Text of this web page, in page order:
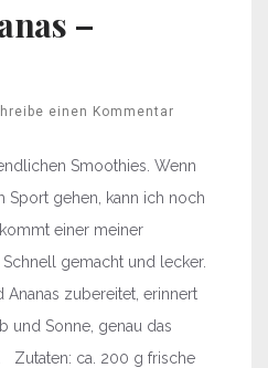
–
einen Kommentar
Smoothies. Wenn
Sport gehen, kann ich noch
einer meiner
gemacht und lecker.
Ananas zubereitet, erinnert
und Sonne, genau das
Zutaten: ca. 200 g frische